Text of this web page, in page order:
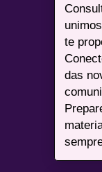
te
das